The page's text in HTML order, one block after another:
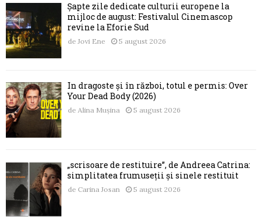
Șapte zile dedicate culturii europene la
mijloc de august: Festivalul Cinemascop
revine la Eforie Sud
de Jovi Ene 5 august 2026
În dragoste și în război, totul e permis: Over
Your Dead Body (2026)
de Alina Mușina 5 august 2026
„scrisoare de restituire”, de Andreea Catrina:
simplitatea frumuseții și sinele restituit
de Carina Josan 5 august 2026